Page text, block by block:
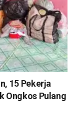
15 Pekerja
Ongkos Pulang